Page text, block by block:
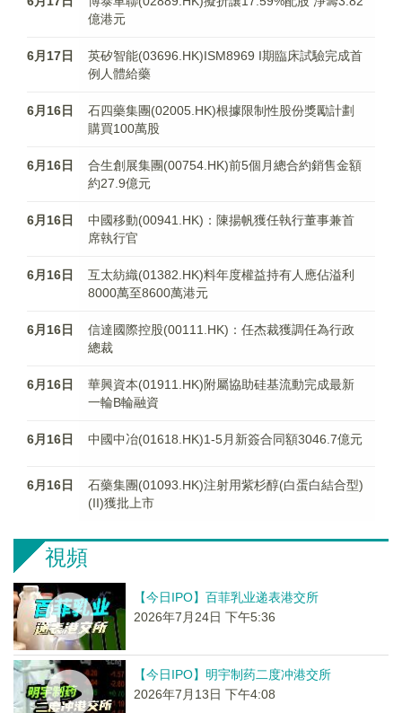
億港元
6月17日
英矽智能(03696.HK)ISM8969 I期臨床試驗完成首
例人體給藥
6月16日
石四藥集團(02005.HK)根據限制性股份獎勵計劃
購買100萬股
6月16日
合生創展集團(00754.HK)前5個月總合約銷售金額
約27.9億元
6月16日
中國移動(00941.HK)：陳揚帆獲任執行董事兼首
席執行官
6月16日
互太紡織(01382.HK)料年度權益持有人應佔溢利
8000萬至8600萬港元
6月16日
信達國際控股(00111.HK)：任杰裁獲調任為行政
總裁
6月16日
華興資本(01911.HK)附屬協助硅基流動完成最新
一輪B輪融資
6月16日 中國中冶(01618.HK)1-5月新簽合同額3046.7億元
6月16日
石藥集團(01093.HK)注射用紫杉醇(白蛋白結合型)
(II)獲批上市
視頻
【今日IPO】百菲乳业递表港交所
2026年7月24日 下午5:36
【今日IPO】明宇制药二度冲港交所
2026年7月13日 下午4:08